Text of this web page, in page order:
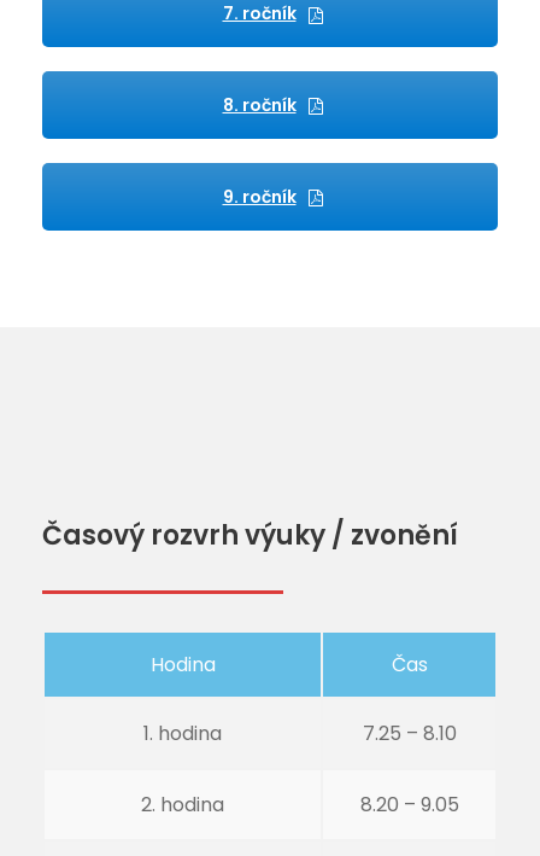
7. ročník
8. ročník
9. ročník
Časový rozvrh výuky / zvonění
Hodina Čas
1. hodina 7.25 – 8.10
2. hodina 8.20 – 9.05